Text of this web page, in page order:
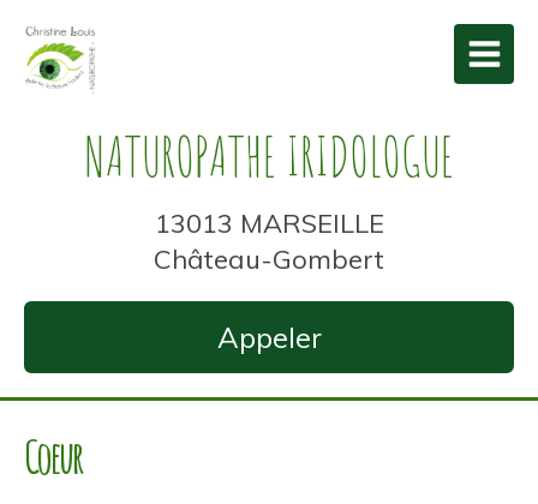
NATUROPATHE IRIDOLOGUE
13013 MARSEILLE
Château-Gombert
Appeler
Coeur